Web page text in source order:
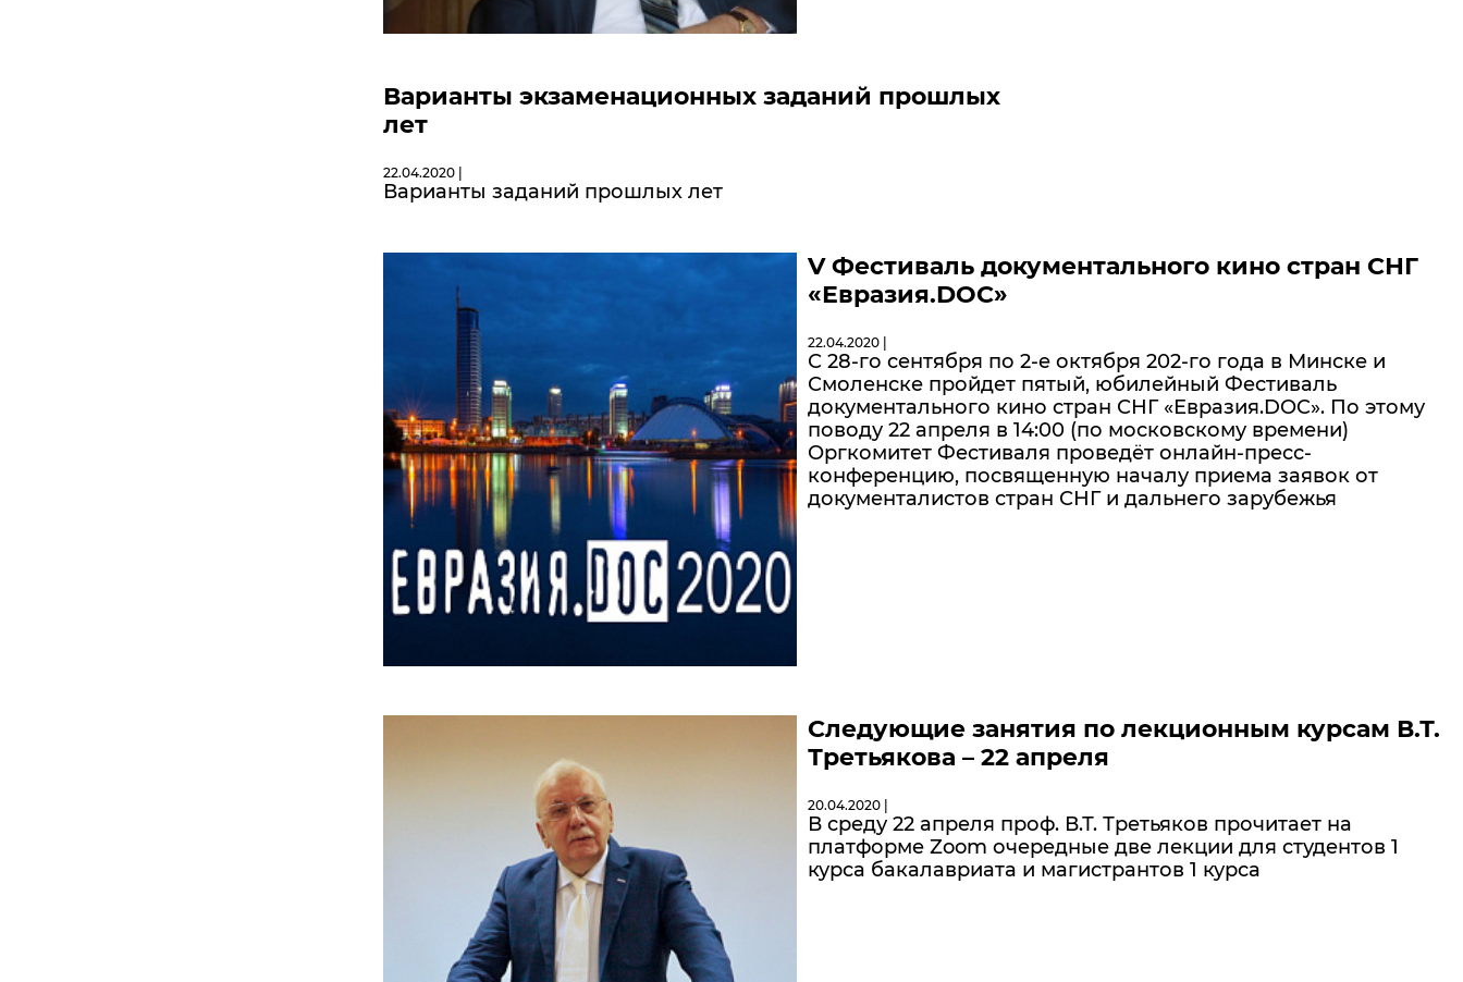
Варианты экзаменационных заданий прошлых
лет
22.04.2020 |
Варианты заданий прошлых лет
V Фестиваль документального кино стран СНГ
«Евразия.DOC»
22.04.2020 |
С 28-го сентября по 2-е октября 202-го года в Минске и
Смоленске пройдет пятый, юбилейный Фестиваль
документального кино стран СНГ «Евразия.DOC». По этому
поводу 22 апреля в 14:00 (по московскому времени)
Оргкомитет Фестиваля проведёт онлайн-пресс-
конференцию, посвященную началу приема заявок от
документалистов стран СНГ и дальнего зарубежья
Следующие занятия по лекционным курсам В.Т.
Третьякова – 22 апреля
20.04.2020 |
В среду 22 апреля проф. В.Т. Третьяков прочитает на
платформе Zoom очередные две лекции для студентов 1
курса бакалавриата и магистрантов 1 курса